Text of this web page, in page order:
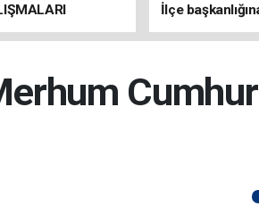
İlçe
atandı